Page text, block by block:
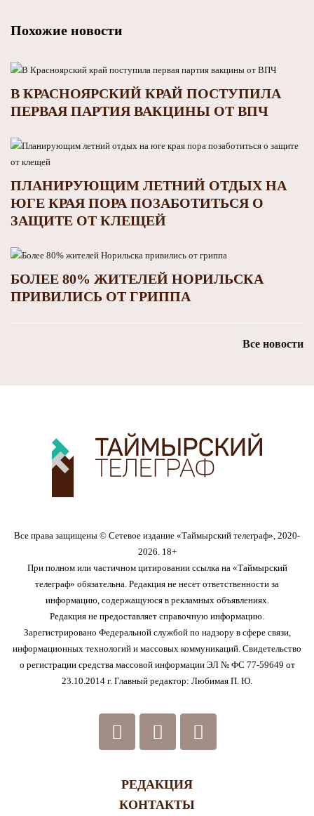
Похожие новости
В КРАСНОЯРСКИЙ КРАЙ ПОСТУПИЛА
ПЕРВАЯ ПАРТИЯ ВАКЦИНЫ ОТ ВПЧ
ПЛАНИРУЮЩИМ ЛЕТНИЙ ОТДЫХ НА
ЮГЕ КРАЯ ПОРА ПОЗАБОТИТЬСЯ О
ЗАЩИТЕ ОТ КЛЕЩЕЙ
БОЛЕЕ 80% ЖИТЕЛЕЙ НОРИЛЬСКА
ПРИВИЛИСЬ ОТ ГРИППА
Все новости
Все права защищены © Сетевое издание «Таймырский телеграф», 2020-
2026. 18+
При полном или частичном цитировании ссылка на «Таймырский
телеграф» обязательна. Редакция не несет ответственности за
информацию, содержащуюся в рекламных объявлениях.
Редакция не предоставляет справочную информацию.
Зарегистрировано Федеральной службой по надзору в сфере связи,
информационных технологий и массовых коммуникаций. Свидетельство
о регистрации средства массовой информации ЭЛ № ФС 77-59649 от
23.10.2014 г. Главный редактор: Любимая П. Ю.
РЕДАКЦИЯ
КОНТАКТЫ